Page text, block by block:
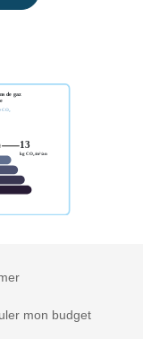
mon budget